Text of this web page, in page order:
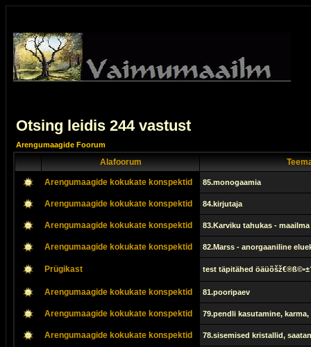
Otsing leidis 244 vastust
Arengumaagide Foorum
Alafoorum
Arengumaagide kokukate konspektid 85.monogaamia
Arengumaagide kokukate konspektid 84.kirjutaja
Arengumaagide kokukate konspektid 83.Karviku tahukas -
Arengumaagide kokukate konspektid 82.Marss - anorgaaniline
Prügikast test täpitähed
Arengumaagide kokukate konspektid 81.pooripaev
Arengumaagide kokukate konspektid 79.pendli kasutamine,
Arengumaagide kokukate konspektid 78.sisemised kristallid,